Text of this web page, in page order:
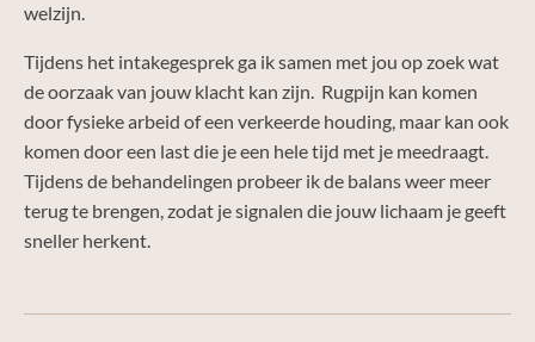
welzijn.
Tijdens het intakegesprek ga ik samen met jou op zoek wat
de oorzaak van jouw klacht kan zijn. Rugpijn kan komen
door fysieke arbeid of een verkeerde houding, maar kan ook
komen door een last die je een hele tijd met je meedraagt.
Tijdens de behandelingen probeer ik de balans weer meer
terug te brengen, zodat je signalen die jouw lichaam je geeft
sneller herkent.